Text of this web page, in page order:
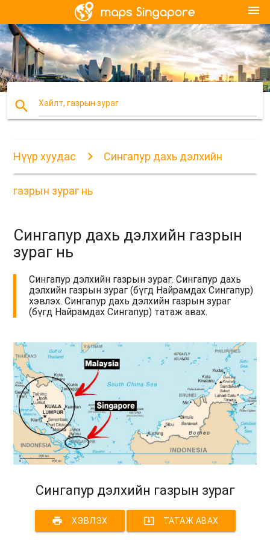
menu
search Хайлт, газрын зураг
Нүүр хуудас Сингапур дахь дэлхийн
газрын зураг нь
Сингапур дахь дэлхийн газрын
зураг нь
Сингапур дэлхийн газрын зураг. Сингапур дахь
дэлхийн газрын зураг (бүгд Найрамдах Сингапур)
хэвлэх. Сингапур дахь дэлхийн газрын зураг
(бүгд Найрамдах Сингапур) татаж авах.
Сингапур дэлхийн газрын зураг
print ХЭВЛЭХ system_update_alt ТАТАЖ АВАХ